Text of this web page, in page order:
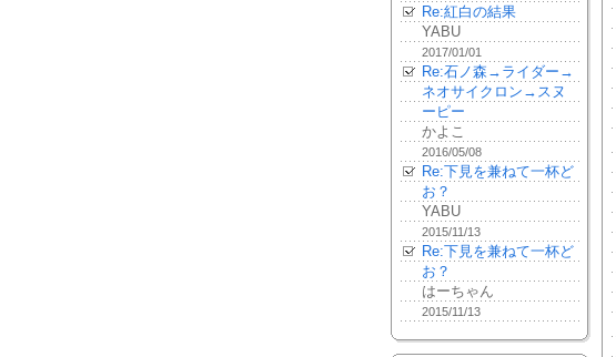
Re:紅白の結果
YABU
2017/01/01
Re:石ノ森→ライダー→
ネオサイクロン→スヌ
ーピー
かよこ
2016/05/08
Re:下見を兼ねて一杯ど
お？
YABU
2015/11/13
Re:下見を兼ねて一杯ど
お？
はーちゃん
2015/11/13